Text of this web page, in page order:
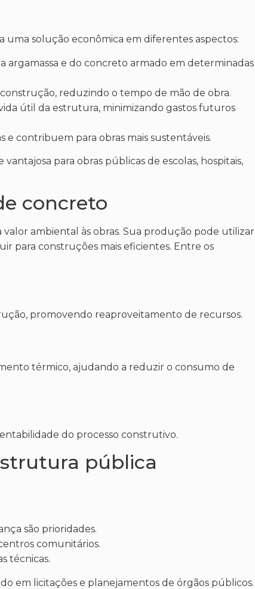
solução econômica em diferentes aspectos:
argamassa e do concreto armado em determinadas
reduzindo o tempo de mão de obra.
útil da estrutura, minimizando gastos futuros
e contribuem para obras mais sustentáveis.
para obras públicas de escolas, hospitais,
concreto
ambiental às obras. Sua produção pode utilizar
para construções mais eficientes. Entre os
promovendo reaproveitamento de recursos.
térmico, ajudando a reduzir o consumo de
do processo construtivo.
pública
são prioridades.
comunitários.
técnicas.
em licitações e planejamentos de órgãos públicos.